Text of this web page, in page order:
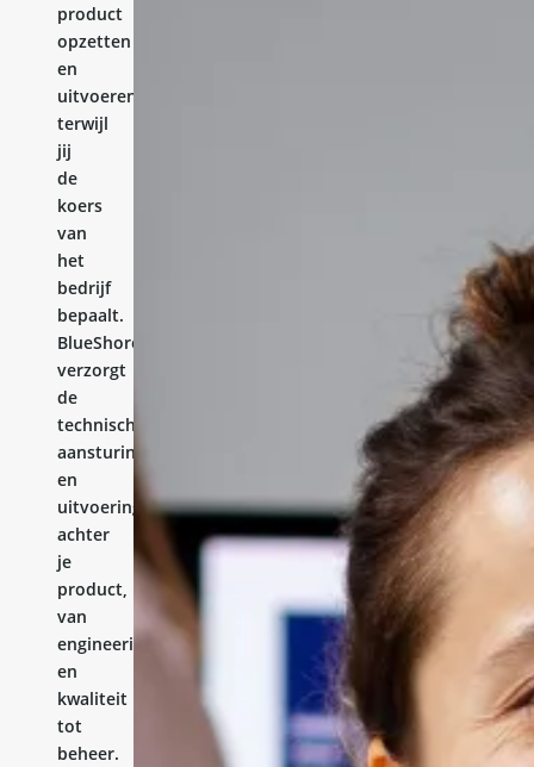
product
opzetten
en
uitvoeren,
terwijl
jij
de
koers
van
het
bedrijf
bepaalt.
BlueShores
verzorgt
de
technische
aansturing
en
uitvoering
achter
je
product,
van
engineering
en
kwaliteit
tot
beheer.